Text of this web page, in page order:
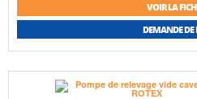
VOIR LA
DEMANDE DE